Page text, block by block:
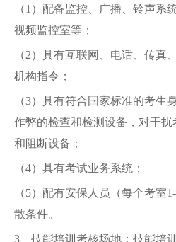
（1）配备监控、广播、铃声系
视频监控室等；
（2）具有互联网、电话、传真
机构指令；
（3）具有符合国家标准的考生
作弊的检查和检测设备，对干
和阻断设备；
（4）具有考试业务系统；
（5）配有安保人员（每个考室
散条件。
3、技能培训考核场地：技能培